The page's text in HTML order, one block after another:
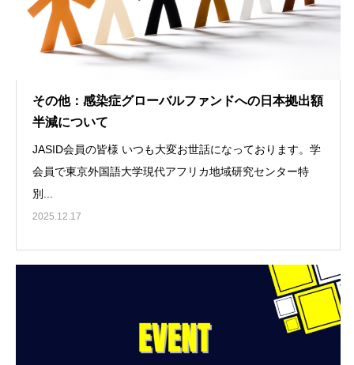
その他：感染症グローバルファンドへの日本拠出額
半減について
JASID会員の皆様 いつも大変お世話になっております。学
会員で東京外国語大学現代アフリカ地域研究センター特
別...
2025.12.17